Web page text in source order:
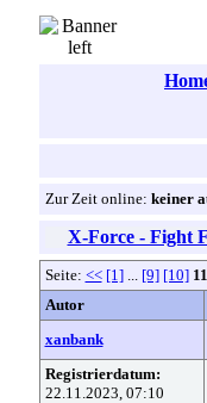
Zur Zeit online: keiner
X-Force - Fight
Seite: << [1]... [9] [10] 11
Autor
xanbank
Registrierdatum:
22.11.2023, 07:10